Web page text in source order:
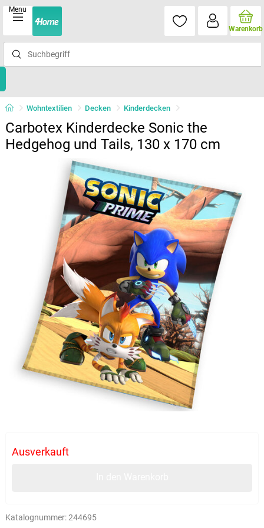
Menu
Warenkorb
Wohntextilien Decken Kinderdecken
Carbotex Kinderdecke Sonic the
Hedgehog und Tails, 130 x 170 cm
Ausverkauft
Katalognummer:244695